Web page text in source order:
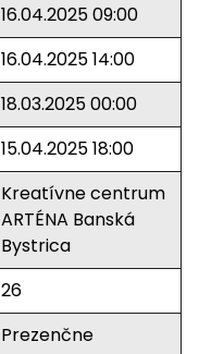
16.04.2025 09:00
16.04.2025 14:00
18.03.2025 00:00
15.04.2025 18:00
Kreatívne centrum
ARTÉNA Banská
Bystrica
26
Prezenčne